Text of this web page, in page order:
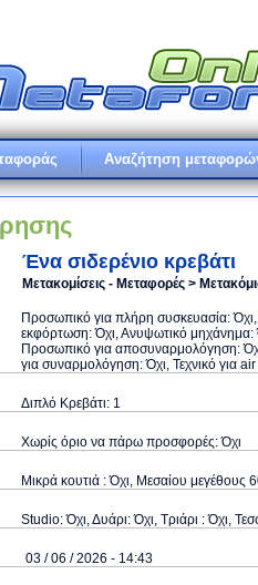
Αναζήτηση
Ένα σιδερένιο κρεβάτι
Μετακομίσεις - Μεταφορές >
Προσωπικό για πλήρη συσκευασία:
εκφόρτωση: Όχι, Ανυψωτικό μηχάνημα:
Προσωπικό για αποσυναρμολόγηση:
για συναρμολόγηση: Όχι, Τεχνικό για
Διπλό Κρεβάτι: 1
Xωρίς όριο να πάρω προσφορές: Όχι
Μικρά κουτιά : Όχι, Μεσαίου
Studio: Όχι, Δυάρι: Όχι, Τριάρι : Όχι,
03 / 06 / 2026 - 14:43